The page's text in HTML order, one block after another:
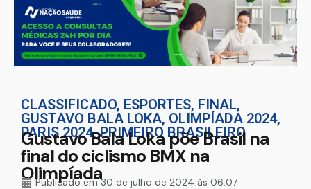
CLASSIFICADO, ESPORTES, FINAL,
GUSTAVO BALA LOKA, OLIMPÍADA 2024,
PARIS 2024,PRIMEIRO BRASILEIRO
Gustavo Bala Loka põe Brasil na
final do ciclismo BMX na
Olimpíada
Publicado em30 de julho de 2024 às 06:07